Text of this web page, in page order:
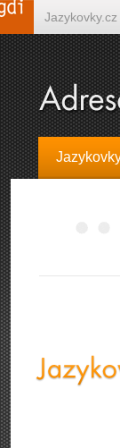
Jazykovky.cz
Španělština